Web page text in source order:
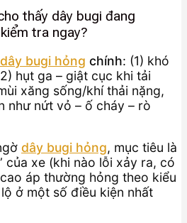
thấy dây bugi đang
tra ngay?
bugi hỏng chính: (1) khó
hụt ga – giật cục khi tải
xăng sống/khí thải nặng,
như nứt vỏ – ố cháy – rò
dây bugi hỏng, mục tiêu là
của xe (khi nào lỗi xảy ra, có
áp thường hỏng theo kiểu
ở một số điều kiện nhất